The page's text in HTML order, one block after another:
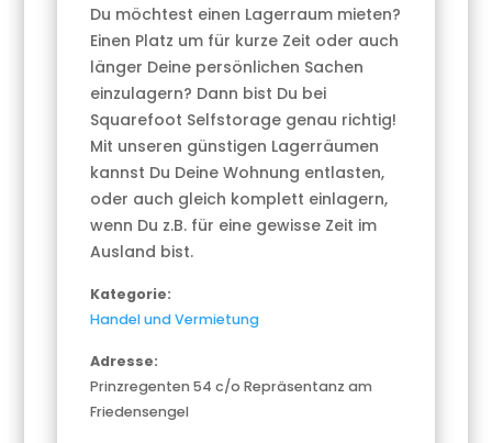
Du möchtest einen Lagerraum mieten?
Einen Platz um für kurze Zeit oder auch
länger Deine persönlichen Sachen
einzulagern? Dann bist Du bei
Squarefoot Selfstorage genau richtig!
Mit unseren günstigen Lagerräumen
kannst Du Deine Wohnung entlasten,
oder auch gleich komplett einlagern,
wenn Du z.B. für eine gewisse Zeit im
Ausland bist.
Kategorie:
Handel und Vermietung
Adresse:
Prinzregenten 54 c/o Repräsentanz am
Friedensengel